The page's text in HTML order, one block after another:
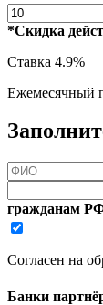
*Скидка
Ставка 4.9%
Ежемесячный
гражданам
Согласен на
Банки